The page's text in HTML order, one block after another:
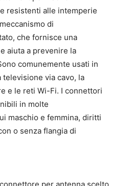
resistenti alle intemperie
di
che fornisce una
aiuta a prevenire la
comunemente usati in
via cavo, la
e le reti Wi-Fi. I connettori
in molte
maschio e femmina, diritti
o senza flangia di